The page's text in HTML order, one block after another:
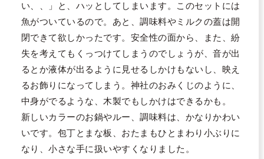
い、、」と、ハッとしてしまいます。このセットには
魚がついているので。あと、調味料やミルクの蓋は開
閉できて欲しかったです。安全性の面から、また、紛
失を考えてもくっつけてしまうのでしょうが、音が出
るとか液体が出るように見せるしかけもないし、映え
るお飾りになってしまう。神社のおみくじのように、
中身がでるような、木製でもしかけはできるかも。
新しいカラーのお鍋やルー、調味料は、かなりかわい
いです。包丁とまな板、おたまもひとまわり小ぶりに
なり、小さな手に扱いやすくなりました。